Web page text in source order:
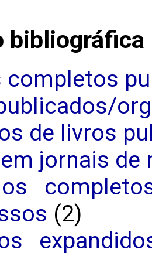
bibliográfica
de livros
jornais
(2)